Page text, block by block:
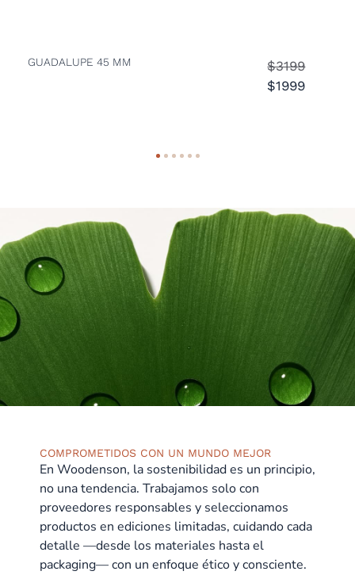
GUADALUPE 45 MM
$3199
$1999
COMPROMETIDOS CON UN MUNDO MEJOR
En Woodenson, la sostenibilidad es un principio,
no una tendencia. Trabajamos solo con
proveedores responsables y seleccionamos
productos en ediciones limitadas, cuidando cada
detalle —desde los materiales hasta el
packaging— con un enfoque ético y consciente.